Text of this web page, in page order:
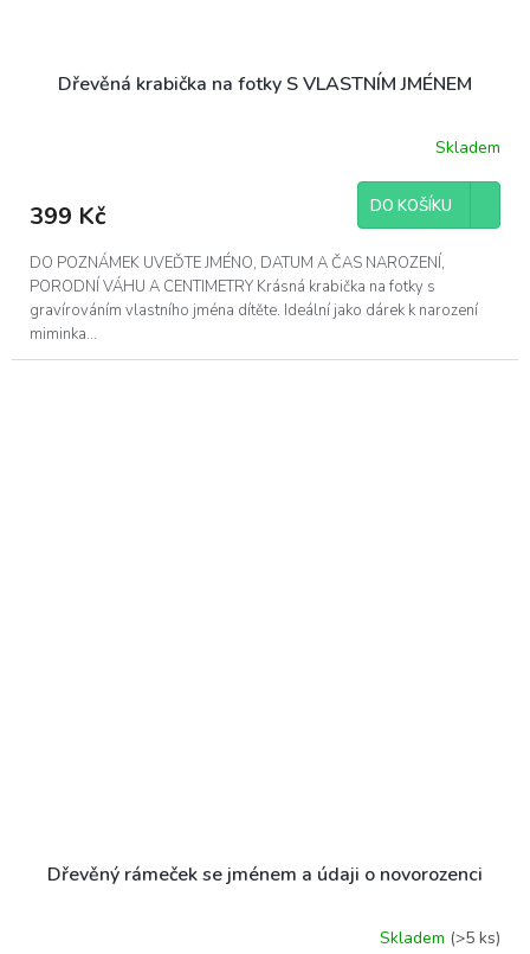
Dřevěná krabička na fotky S VLASTNÍM JMÉNEM
Skladem
399 Kč DO KOŠÍKU
DO POZNÁMEK UVEĎTE JMÉNO, DATUM A ČAS NAROZENÍ,
PORODNÍ VÁHU A CENTIMETRY Krásná krabička na fotky s
gravírováním vlastního jména dítěte. Ideální jako dárek k narození
miminka...
Dřevěný rámeček se jménem a údaji o novorozenci
Skladem (>5 ks)